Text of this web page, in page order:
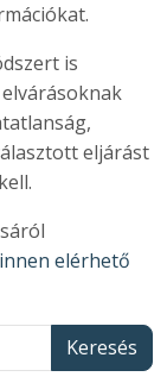
is
eljárást
innen elérhető
Keresés